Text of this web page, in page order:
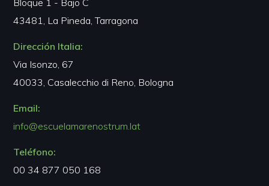
43481, La Pineda, Tarragona
Dirección Italia:
Via Isonzo, 67
40033, Casalecchio di Reno, Bologna
Email:
info@escuelamarenostrum.lat
Teléfono:
00 34 877 050 168